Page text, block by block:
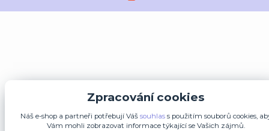
Zpracování cookies
Náš e-shop a partneři potřebují Váš souhlass použitím souborů cookies,
Vám mohli zobrazovat informace týkající se Vašich zájmů.